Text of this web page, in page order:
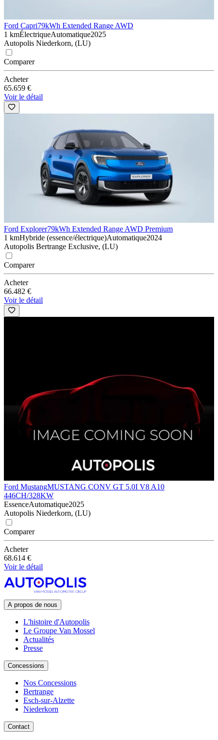
Ford Capri79kWh Extended Range AWD
1 kmÉlectriqueAutomatique2025
Autopolis Niederkorn, (LU)
Comparer
Acheter
65.659 €
Voir le détail
Ford Explorer79kWh Extended Range AWD Premium
1 kmHybride (essence/électrique)Automatique2024
Autopolis Bertrange Exclusive, (LU)
Comparer
Acheter
66.482 €
Voir le détail
Ford MustangMUSTANG CONV GT 5.0I V8 A10
446CH/328KW
EssenceAutomatique2025
Autopolis Niederkorn, (LU)
Comparer
Acheter
68.614 €
Voir le détail
A propos de nous
L'histoire d'Autopolis
Le Groupe Van Mossel
Actualités
Presse
Concessions
Nos Concessions
Bertrange
Esch-sur-Alzette
Niederkorn
Contact